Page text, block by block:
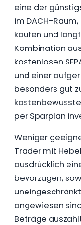
eine der
im DACH-
kaufen und
Kombination
kostenlosen
und einer
besonders gut
per Sparplan
Weniger
Trader mit
ausdrücklich
bevorzugen,
angewiesen
Beträge